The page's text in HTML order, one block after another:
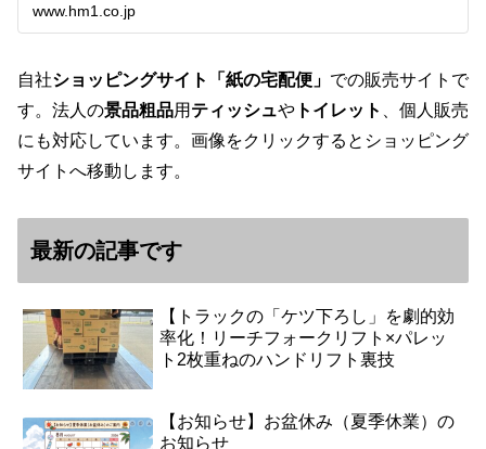
様と歩んでまいりま…
www.hm1.co.jp
自社ショッピングサイト「紙の宅配便」 での販売サイトで
す。法人の景品粗品用 ティッシュや トイレット
、個人販売
にも対応しています。画像をクリックするとショッピング
サイトへ移動します。
最新の記事です
【トラックの「ケツ下ろし」を劇的効
率化！リーチフォークリフト×パレッ
ト2枚重ねのハンドリフト裏技
【お知らせ】お盆休み（夏季休業）の
お知らせ